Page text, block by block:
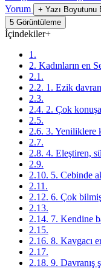
Yorum
+ Yazı Boyutunu
5 Görüntüleme
İçindekiler+
1.
2. Kadınların en
2.1.
2.2. 1. Ezik
2.3.
2.4. 2. Çok
2.5.
2.6. 3. Yeniliklere
2.7.
2.8. 4. Eleştiren,
2.9.
2.10. 5. Cebinde
2.11.
2.12. 6. Çok
2.13.
2.14. 7. Kendine
2.15.
2.16. 8. Kavgacı
2.17.
2.18. 9. Davranış